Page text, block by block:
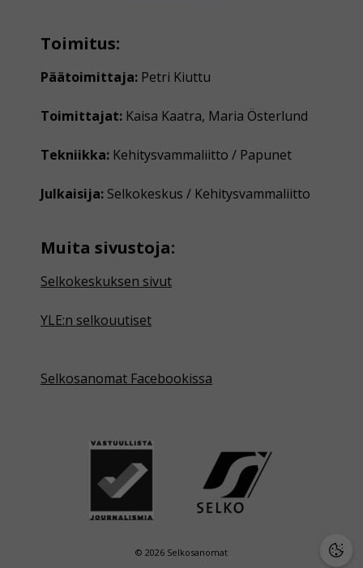
Toimitus:
Päätoimittaja: Petri Kiuttu
Toimittajat: Kaisa Kaatra, Maria Österlund
Tekniikka: Kehitysvammaliitto / Papunet
Julkaisija: Selkokeskus / Kehitysvammaliitto
Muita sivustoja:
Selkokeskuksen sivut
YLE:n selkouutiset
Selkosanomat Facebookissa
© 2026 Selkosanomat